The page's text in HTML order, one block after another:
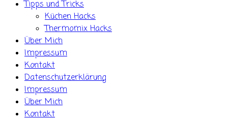
Tipps und Tricks
Küchen Hacks
Thermomix Hacks
Über Mich
Impressum
Kontakt
Datenschutzerklärung
Impressum
Über Mich
Kontakt